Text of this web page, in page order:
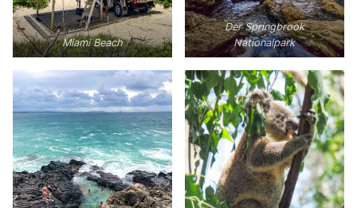
Miami Beach
Der Springbrook
Nationalpark